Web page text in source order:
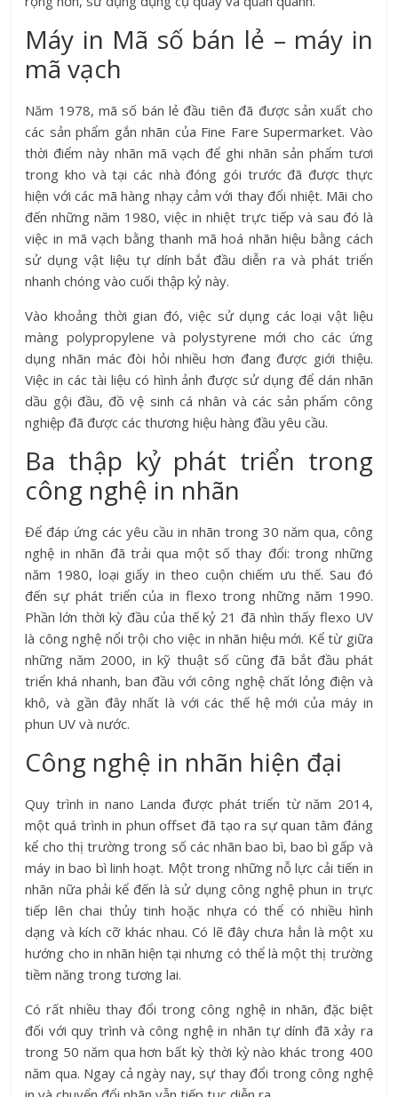
Máy in Mã số bán lẻ – máy in
mã vạch
Năm 1978, mã số bán lẻ đầu tiên đã được sản xuất cho
các sản phẩm gắn nhãn của Fine Fare Supermarket. Vào
thời điểm này nhãn mã vạch để ghi nhãn sản phẩm tươi
trong kho và tại các nhà đóng gói trước đã được thực
hiện với các mã hàng nhạy cảm với thay đổi nhiệt. Mãi cho
đến những năm 1980, việc in nhiệt trực tiếp và sau đó là
việc in mã vạch bằng thanh mã hoá nhãn hiệu bằng cách
sử dụng vật liệu tự dính bắt đầu diễn ra và phát triển
nhanh chóng vào cuối thập kỷ này.
Vào khoảng thời gian đó, việc sử dụng các loại vật liệu
màng polypropylene và polystyrene mới cho các ứng
dụng nhãn mác đòi hỏi nhiều hơn đang được giới thiệu.
Việc in các tài liệu có hình ảnh được sử dụng để dán nhãn
dầu gội đầu, đồ vệ sinh cá nhân và các sản phẩm công
nghiệp đã được các thương hiệu hàng đầu yêu cầu.
Ba thập kỷ phát triển trong
công nghệ in nhãn
Để đáp ứng các yêu cầu in nhãn trong 30 năm qua, công
nghệ in nhãn đã trải qua một số thay đổi: trong những
năm 1980, loại giấy in theo cuộn chiếm ưu thế. Sau đó
đến sự phát triển của in flexo trong những năm 1990.
Phần lớn thời kỳ đầu của thế kỷ 21 đã nhìn thấy flexo UV
là công nghệ nổi trội cho việc in nhãn hiệu mới. Kể từ giữa
những năm 2000, in kỹ thuật số cũng đã bắt đầu phát
triển khá nhanh, ban đầu với công nghệ chất lỏng điện và
khô, và gần đây nhất là với các thế hệ mới của máy in
phun UV và nước.
Công nghệ in nhãn hiện đại
Quy trình in nano Landa được phát triển từ năm 2014,
một quá trình in phun offset đã tạo ra sự quan tâm đáng
kể cho thị trường trong số các nhãn bao bì, bao bì gấp và
máy in bao bì linh hoạt. Một trong những nỗ lực cải tiến in
nhãn nữa phải kể đến là sử dụng công nghệ phun in trực
tiếp lên chai thủy tinh hoặc nhựa có thể có nhiều hình
dạng và kích cỡ khác nhau. Có lẽ đây chưa hẳn là một xu
hướng cho in nhãn hiện tại nhưng có thể là một thị trường
tiềm năng trong tương lai.
Có rất nhiều thay đổi trong công nghệ in nhãn, đặc biệt
đối với quy trình và công nghệ in nhãn tự dính đã xảy ra
trong 50 năm qua hơn bất kỳ thời kỳ nào khác trong 400
năm qua. Ngay cả ngày nay, sự thay đổi trong công nghệ